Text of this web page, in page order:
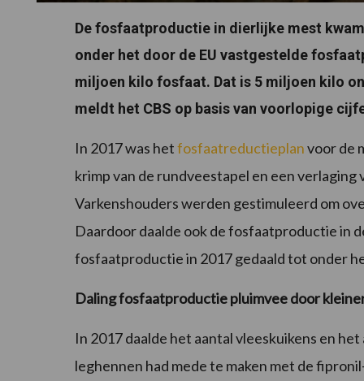
De fosfaatproductie in dierlijke mest
onder het door de EU vastgestelde
miljoen kilo fosfaat. Dat is 5 miljoen kilo
meldt het CBS op basis van voorlopige
In 2017 was hetfosfaatreductieplanvoor de
krimp van de rundveestapel en een
Varkenshouders werden gestimuleerd om
Daardoor daalde ook de fosfaatproductie in
fosfaatproductie in 2017 gedaald tot onder
Daling fosfaatproductie pluimvee door
In 2017 daalde het aantal vleeskuikens en
leghennen had mede te maken met de